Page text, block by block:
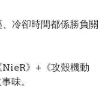
冷卻時間都係勝負關
NieR》+《攻殼機動
味。